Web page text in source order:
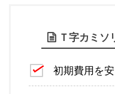
Ｔ字カミソ
初期費用を